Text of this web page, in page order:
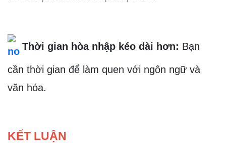
Thời gian hòa nhập kéo dài hơn: Bạn
cần thời gian để làm quen với ngôn ngữ và
văn hóa.
KẾT LUẬN